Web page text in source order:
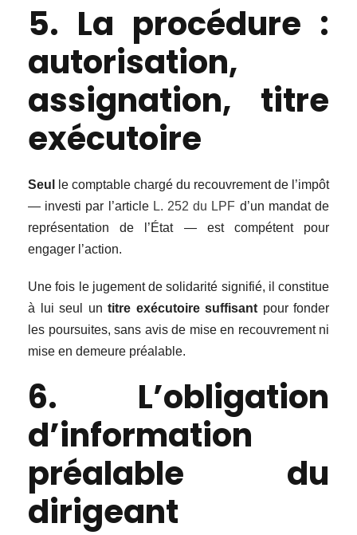
5. La procédure :
autorisation,
assignation, titre
exécutoire
Seul
le comptable chargé du recouvrement de l’impôt
— investi par l’article L. 252 du LPF d’un mandat de
représentation de l’État — est compétent pour
engager l’action.
Une fois le jugement de solidarité signifié, il constitue
à lui seul un titre exécutoire suffisant pour fonder
les poursuites, sans avis de mise en recouvrement ni
mise en demeure préalable.
6. L’obligation
d’information
préalable du
dirigeant